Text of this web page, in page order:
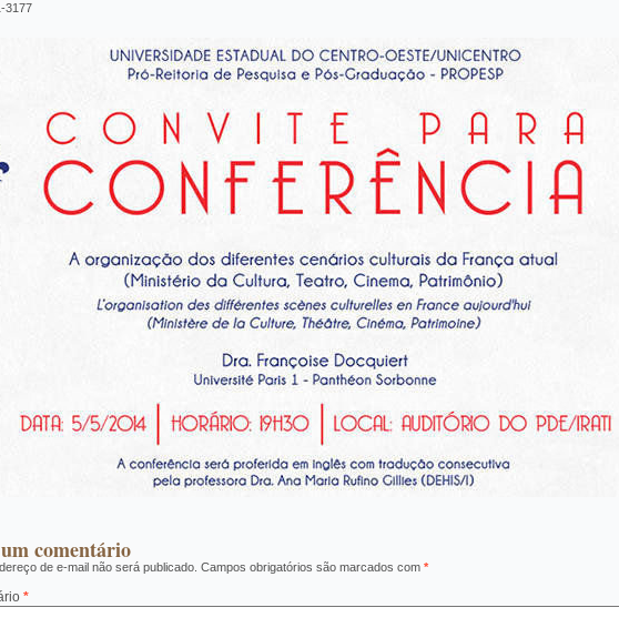
3177
comentário
de e-mail não será publicado. Campos obrigatórios são marcados com *
*